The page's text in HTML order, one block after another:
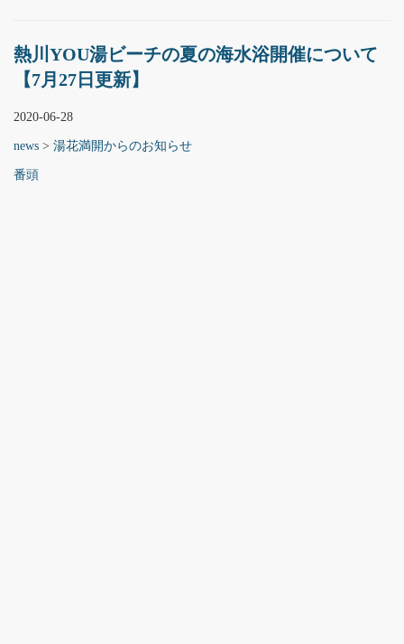
熱川YOU湯ビーチの夏の海水浴開催について
【7月27日更新】
2020-06-28
news > 湯花満開からのお知らせ
番頭